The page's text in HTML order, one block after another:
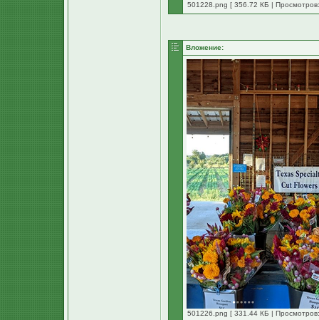
501228.png [ 356.72 КБ |
Вложение:
501226.png [ 331.44 КБ |